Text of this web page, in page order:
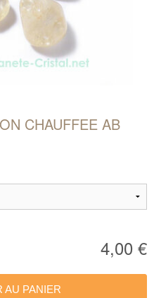
CHAUFFEE AB
4,00 €
AU PANIER